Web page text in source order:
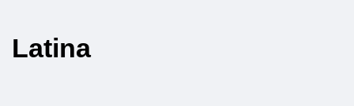
Latina